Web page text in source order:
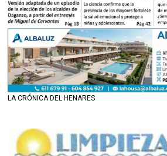
LA CRÓNICA DEL HENARES